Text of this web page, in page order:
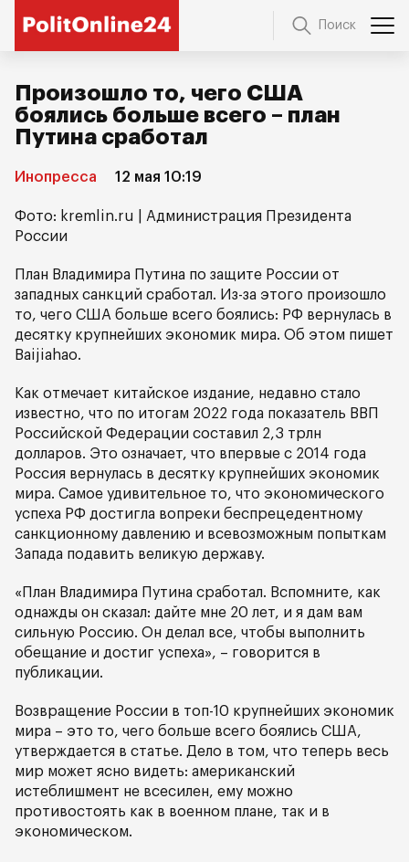
Поиск
Произошло то, чего США
боялись больше всего – план
Путина сработал
Инопресса 12 мая 10:19
Фото: kremlin.ru | Администрация Президента
России
План Владимира Путина по защите России от
западных санкций сработал. Из-за этого произошло
то, чего США больше всего боялись: РФ вернулась в
десятку крупнейших экономик мира. Об этом пишет
Baijiahao.
Как отмечает китайское издание, недавно стало
известно, что по итогам 2022 года показатель ВВП
Российской Федерации составил 2,3 трлн
долларов. Это означает, что впервые с 2014 года
Россия вернулась в десятку крупнейших экономик
мира. Самое удивительное то, что экономического
успеха РФ достигла вопреки беспрецедентному
санкционному давлению и всевозможным попыткам
Запада подавить великую державу.
«План Владимира Путина сработал. Вспомните, как
однажды он сказал: дайте мне 20 лет, и я дам вам
сильную Россию. Он делал все, чтобы выполнить
обещание и достиг успеха», – говорится в
публикации.
Возвращение России в топ-10 крупнейших экономик
мира – это то, чего больше всего боялись США,
утверждается в статье. Дело в том, что теперь весь
мир может ясно видеть: американский
истеблишмент не всесилен, ему можно
противостоять как в военном плане, так и в
экономическом.